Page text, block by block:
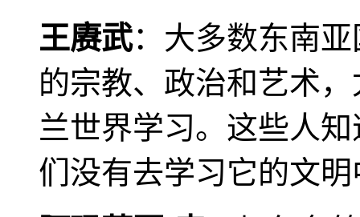
王赓武：大多数东南
的宗教、政治和艺术
兰世界学习。这些人
们没有去学习它的文